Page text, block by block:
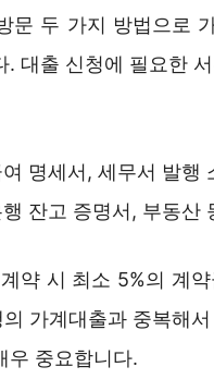
문 두 가지 방법으로
. 대출 신청에 필요한
명세서, 세무서 발행
잔고 증명서, 부동산
약 시 최소 5%의 계
가계대출과 중복해
우 중요합니다.